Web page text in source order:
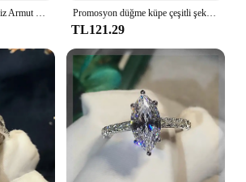
ATTAGEMS 2024 Markiz Armut Mükemmel Kesim 0.9CTW Mozanit Bilezik Adam Kadınlar için D VVS1 Gerçek S925 Gümüş Küba Zincir Parti Hediye Promosyon düğme küpe çeşitli şekilli geometrik kalp yuvarlak kare markiz Oval narin 925 ayar gümüş takı
TL121.29